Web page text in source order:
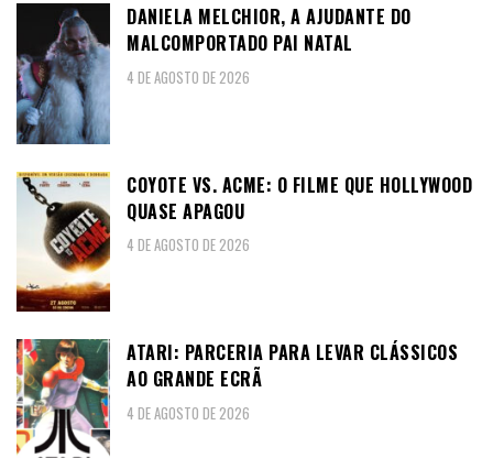
DANIELA MELCHIOR, A AJUDANTE DO
MALCOMPORTADO PAI NATAL
4 DE AGOSTO DE 2026
COYOTE VS. ACME: O FILME QUE HOLLYWOOD
QUASE APAGOU
4 DE AGOSTO DE 2026
ATARI: PARCERIA PARA LEVAR CLÁSSICOS
AO GRANDE ECRÃ
4 DE AGOSTO DE 2026